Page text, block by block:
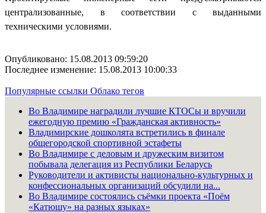
централизованные, в соответствии с выданными
техническими условиями.
Опубликовано: 15.08.2013 09:59:20
Последнее изменение: 15.08.2013 10:00:33
Популярные ссылки Облако тегов
Во Владимире наградили лучшие КТОСы и вручили
ежегодную премию «Гражданская активность»
Владимирские дошколята встретились в финале
общегородской спортивной эстафеты
Во Владимире с деловым и дружеским визитом
побывала делегация из Республики Беларусь
Руководители и активисты национально-культурных и
конфессиональных организаций обсудили на...
Во Владимире состоялись съёмки проекта «Поём
«Катюшу» на разных языках»